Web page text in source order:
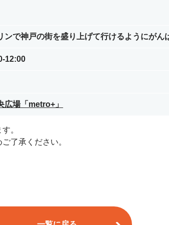
ンで神戸の街を盛り上げて行けるようにがん
12:00
広場「metro+」
。
了承ください。